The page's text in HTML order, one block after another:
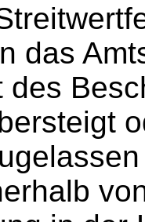
das
des